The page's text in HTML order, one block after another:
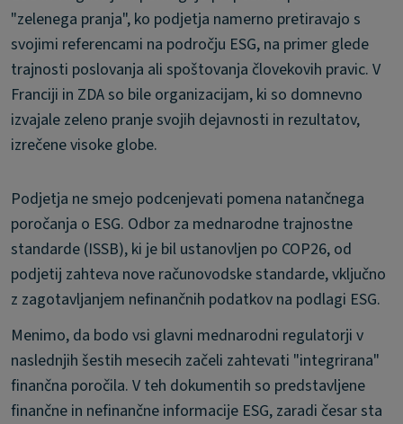
"zelenega pranja", ko podjetja namerno pretiravajo s
svojimi referencami na področju ESG, na primer glede
trajnosti poslovanja ali spoštovanja človekovih pravic. V
Franciji in ZDA so bile organizacijam, ki so domnevno
izvajale zeleno pranje svojih dejavnosti in rezultatov,
izrečene visoke globe.
Podjetja ne smejo podcenjevati pomena natančnega
poročanja o ESG. Odbor za mednarodne trajnostne
standarde (ISSB), ki je bil ustanovljen po COP26, od
podjetij zahteva nove računovodske standarde, vključno
z zagotavljanjem nefinančnih podatkov na podlagi ESG.
Menimo, da bodo vsi glavni mednarodni regulatorji v
naslednjih šestih mesecih začeli zahtevati "integrirana"
finančna poročila. V teh dokumentih so predstavljene
finančne in nefinančne informacije ESG, zaradi česar sta